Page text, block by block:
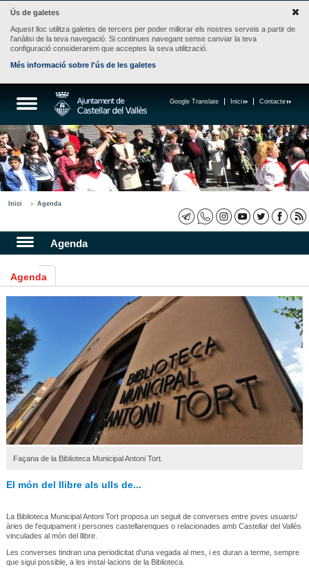
Ús de galetes
Aquest lloc utilitza galetes de tercers per poder millorar els nostres serveis a partir de
l'anàlisi de la teva navegació. Si continues navegant sense canviar la teva
configuració considerarem que acceptes la seva utilització.
Més informació sobre l'ús de les galetes
Contacte
Inici
Google Translate
Inici Agenda
Agenda
Agenda
Façana de la Biblioteca Municipal Antoni Tort.
El món del llibre als ulls de...
La Biblioteca Municipal Antoni Tort proposa un seguit de converses entre joves usuaris/
àries de l'equipament i persones castellarenques o relacionades amb Castellar del Vallès
vinculades al món del llibre.
Les converses tindran una periodicitat d'una vegada al mes, i es duran a terme, sempre
que sigui possible, a les instal·lacions de la Biblioteca.